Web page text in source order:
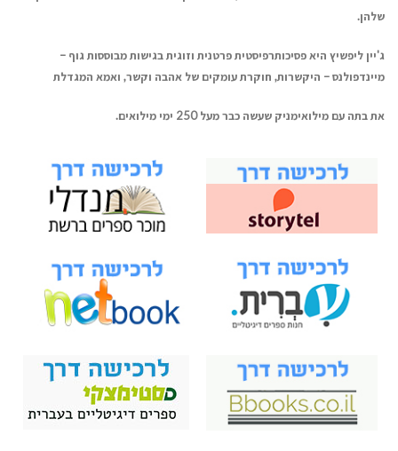
שלהן.
ג'יין ליפשיץ היא פסיכותרפיסטית פרטנית וזוגיתבגישות מבוססות גוף –
מיינדפולנס – היקשרות, חוקרת עומקים של אהבה וקשר, ואמא המגדלת
את בתה עם מילואימניק שעשה כבר מעל 250 ימי מילואים.